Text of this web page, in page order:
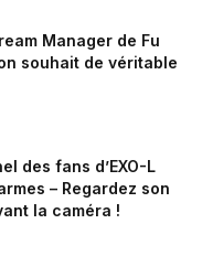
Manager de Fu
souhait de véritable
des fans d’EXO-L
– Regardez son
la caméra !